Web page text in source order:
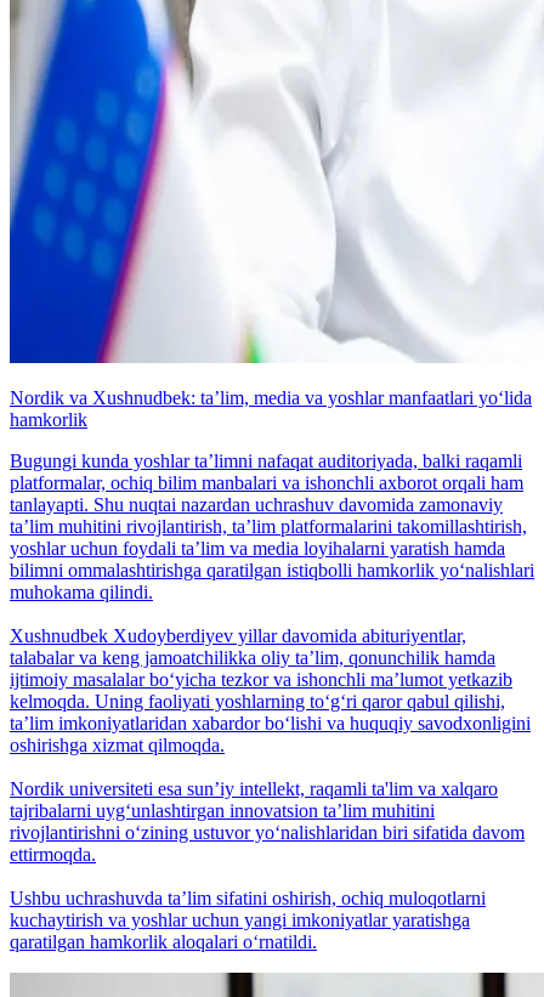
Nordik va Xushnudbek: taʼlim, media va yoshlar manfaatlari yo‘lida
hamkorlik
Bugungi kunda yoshlar taʼlimni nafaqat auditoriyada, balki raqamli
platformalar, ochiq bilim manbalari va ishonchli axborot orqali ham
tanlayapti. Shu nuqtai nazardan uchrashuv davomida zamonaviy
taʼlim muhitini rivojlantirish, taʼlim platformalarini takomillashtirish,
yoshlar uchun foydali taʼlim va media loyihalarni yaratish hamda
bilimni ommalashtirishga qaratilgan istiqbolli hamkorlik yo‘nalishlari
muhokama qilindi.
Xushnudbek Xudoyberdiyev yillar davomida abituriyentlar,
talabalar va keng jamoatchilikka oliy taʼlim, qonunchilik hamda
ijtimoiy masalalar bo‘yicha tezkor va ishonchli maʼlumot yetkazib
kelmoqda. Uning faoliyati yoshlarning to‘g‘ri qaror qabul qilishi,
taʼlim imkoniyatlaridan xabardor bo‘lishi va huquqiy savodxonligini
oshirishga xizmat qilmoqda.
Nordik universiteti esa sunʼiy intellekt, raqamli ta'lim va xalqaro
tajribalarni uyg‘unlashtirgan innovatsion taʼlim muhitini
rivojlantirishni o‘zining ustuvor yo‘nalishlaridan biri sifatida davom
ettirmoqda.
Ushbu uchrashuvda taʼlim sifatini oshirish, ochiq muloqotlarni
kuchaytirish va yoshlar uchun yangi imkoniyatlar yaratishga
qaratilgan hamkorlik aloqalari o‘rnatildi.